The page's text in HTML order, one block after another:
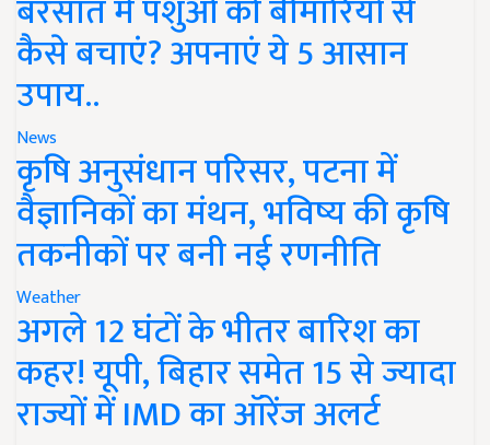
बरसात में पशुओं को बीमारियों से
कैसे बचाएं? अपनाएं ये 5 आसान
उपाय..
News
कृषि अनुसंधान परिसर, पटना में
वैज्ञानिकों का मंथन, भविष्य की कृषि
तकनीकों पर बनी नई रणनीति
Weather
अगले 12 घंटों के भीतर बारिश का
कहर! यूपी, बिहार समेत 15 से ज्यादा
राज्यों में IMD का ऑरेंज अलर्ट